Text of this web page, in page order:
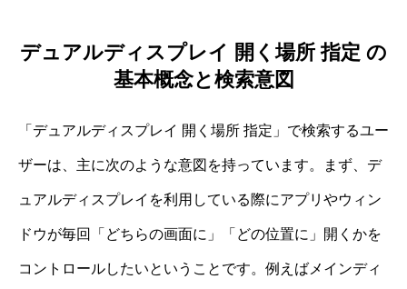
デュアルディスプレイ 開く場所 指定 の
基本概念と検索意図
「デュアルディスプレイ 開く場所 指定」で検索するユー
ザーは、主に次のような意図を持っています。まず、デ
ュアルディスプレイを利用している際にアプリやウィン
ドウが毎回「どちらの画面に」「どの位置に」開くかを
コントロールしたいということです。例えばメインディ